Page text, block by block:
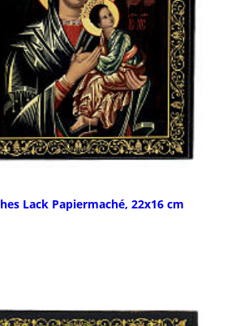
Lack Papiermaché, 22x16 cm